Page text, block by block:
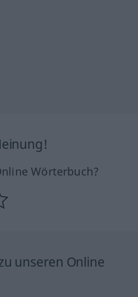
Wörterbuch?
unseren Online